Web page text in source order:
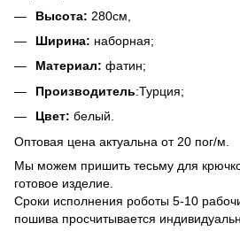
Высота: 280см,
Ширина: наборная;
Материал: фатин;
Производитель:Турция;
Цвет: белый.
Оптовая цена актуальна от 20 пог/м.
Мы можем пришить тесьму для
готовое изделие.
Сроки исполнения роботы 5-10
пошива просчитывается